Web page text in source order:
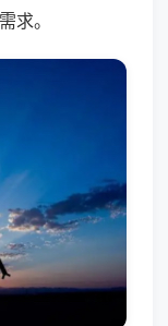
求。